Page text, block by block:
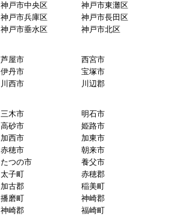
神戸市中央区
神戸市東灘区
神戸市兵庫区
神戸市長田区
神戸市垂水区
神戸市北区
芦屋市
西宮市
伊丹市
宝塚市
川西市
川辺郡
三木市
明石市
高砂市
姫路市
加西市
加東市
赤穂市
朝来市
たつの市
養父市
太子町
赤穂郡
加古郡
稲美町
播磨町
神崎郡
神崎郡
福崎町